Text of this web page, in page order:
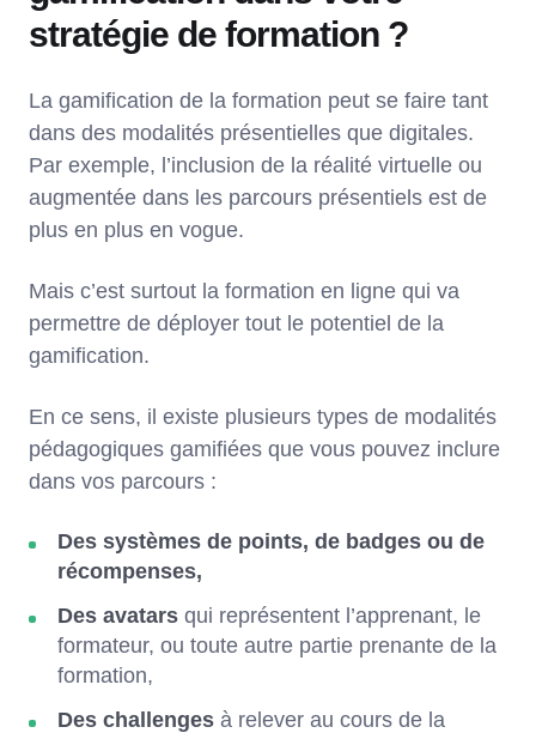
stratégie de formation ?
La gamification de la formation peut se faire tant
dans des modalités présentielles que digitales.
Par exemple, l’inclusion de la réalité virtuelle ou
augmentée dans les parcours présentiels est de
plus en plus en vogue.
Mais c’est surtout la formation en ligne qui va
permettre de déployer tout le potentiel de la
gamification.
En ce sens, il existe plusieurs types de modalités
pédagogiques gamifiées que vous pouvez inclure
dans vos parcours :
Des systèmes de points, de badges ou de
récompenses,
Des avatars qui représentent l’apprenant, le
formateur, ou toute autre partie prenante de la
formation,
Des challenges à relever au cours de la